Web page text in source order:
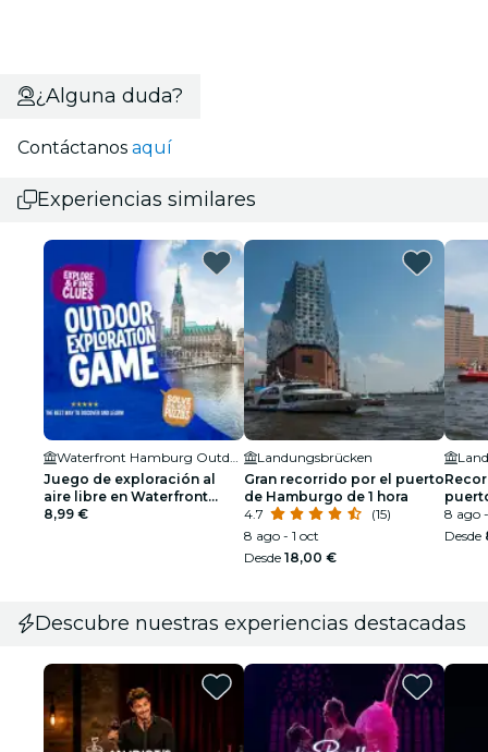
¿Alguna duda?
Contáctanos aquí
Experiencias similares
Juego de exploración al
aire libre en Waterfront
Hamburg
8,99 €
Landungsbrücken
Gran recorrido por el puerto
de Hamburgo de 1 hora
4.7
(15)
8 ago - 1 oct
Desde 18,00 €
8 ago
Desde
Descubre nuestras experiencias destacadas